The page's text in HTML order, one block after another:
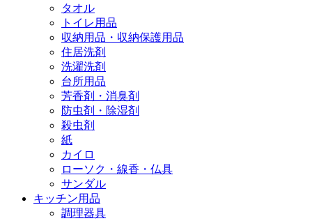
タオル
トイレ用品
収納用品・収納保護用品
住居洗剤
洗濯洗剤
台所用品
芳香剤・消臭剤
防虫剤・除湿剤
殺虫剤
紙
カイロ
ローソク・線香・仏具
サンダル
キッチン用品
調理器具